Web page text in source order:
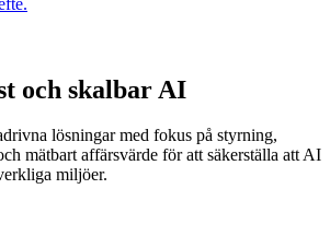
och skalbar AI
lösningar med fokus på styrning,
mätbart affärsvärde för att säkerställa att AI
miljöer.